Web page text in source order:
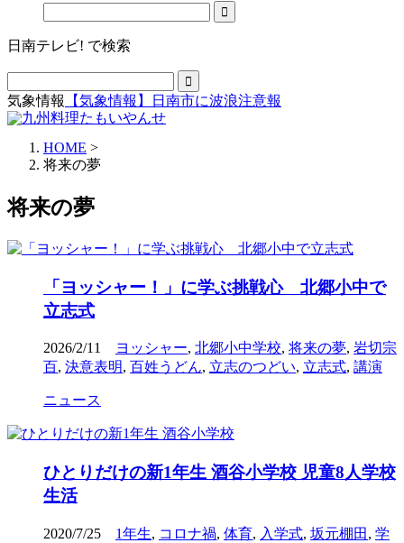
日南テレビ! で検索
気象情報 【気象情報】日南市に波浪注意報
HOME >
将来の夢
将来の夢
「ヨッシャー！」に学ぶ挑戦心 北郷小中で
立志式
2026/2/11 ヨッシャー, 北郷小中学校, 将来の夢, 岩切宗
百, 決意表明, 百姓うどん, 立志のつどい, 立志式, 講演
ニュース
ひとりだけの新1年生 酒谷小学校 児童8人学校
生活
2020/7/25 1年生, コロナ禍, 体育, 入学式, 坂元棚田 , 学